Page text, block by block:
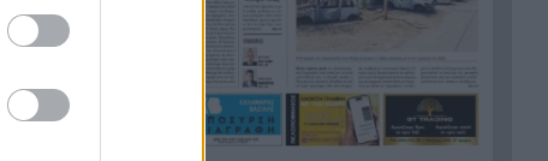
στο Αίγιο: Οδηγός λεωφορείου
έχασε τις αισθήσεις του και τη
ζωή του! ΦΩΤΟ
20:12 Κόκκινα τα 118 κτίρια στις 325
αυτοψίες των πληγεισών